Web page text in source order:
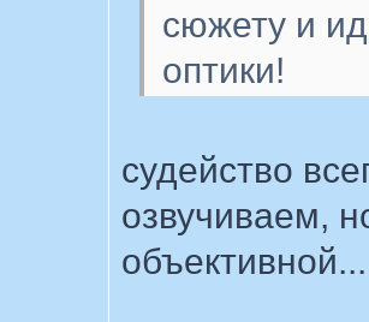
сюжету и
оптики!
судейство
озвучиваем,